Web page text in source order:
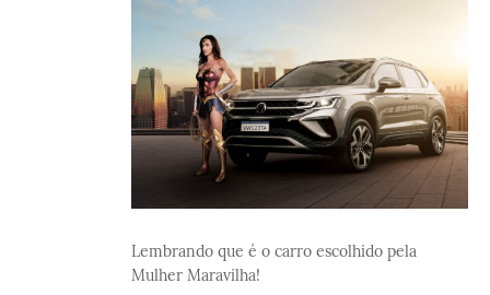
Lembrando que é o carro escolhido pela
Mulher Maravilha!